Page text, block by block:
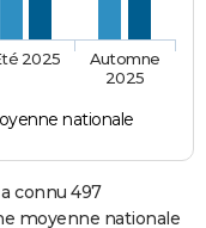
nationale
2025
Automne
2025
connu 497
moyenne nationale